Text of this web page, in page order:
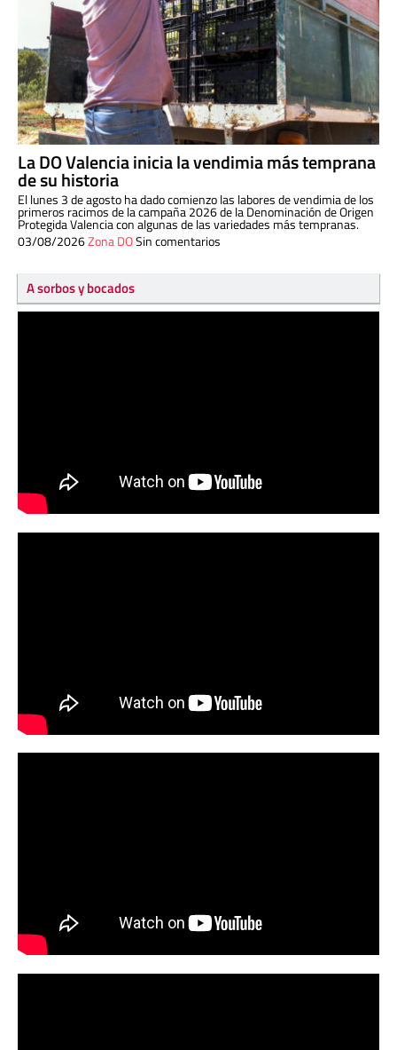
La DO Valencia inicia la vendimia más temprana
de su historia
El lunes 3 de agosto ha dado comienzo las labores de vendimia de los
primeros racimos de la campaña 2026 de la Denominación de Origen
Protegida Valencia con algunas de las variedades más tempranas.
03/08/2026Zona DOSin comentarios
A sorbos y bocados